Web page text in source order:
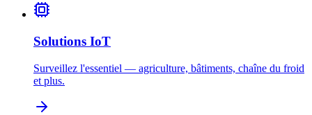
Solutions IoT
Surveillez l'essentiel — agriculture, bâtiments, chaîne du froid
et plus.